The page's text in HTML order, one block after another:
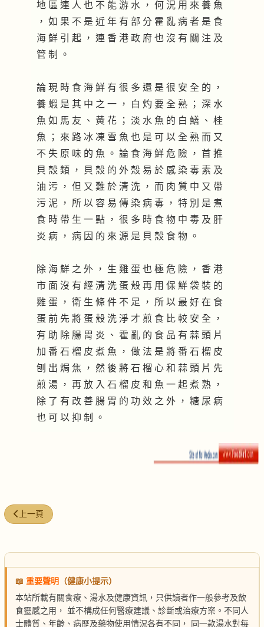
地 區 連 人 也 不 能 游 水 ， 何 況 用 來 養 魚
， 如 果 不 是 近 年 有 部 分 霍 亂 病 者 是 食
海 鮮 引 起 ， 連 香 港 政 府 也 沒 有 關 注 及
管 制 。
論 現 時 食 海 鮮 有 很 多 還 是 很 安 全 的 ，
養 蝦 是 其 中 之 一 ， 白 灼 要 全 熟 ； 深 水
魚 如 馬 友 、 黃 花 ； 淡 水 魚 的 白 鱔 、 桂
魚 ； 來 路 冰 凍 雪 魚 也 是 可 以 全 熟 而 又
不 失 原 味 的 魚 。 論 食 海 鮮 危 險 ， 首 推
貝 殼 類 ， 貝 殼 的 外 殼 易 於 感 染 毒 素 及
油 污 ， 但 又 難 於 清 洗 ， 而 肉 質 中 又 帶
污 泥 ， 所 以 容 易 傳 染 病 毒 ， 特 別 是 煮
食 時 帶 生 一 點 ， 很 多 時 食 物 中 毒 及 肝
炎 病 ， 病 因 的 來 源 是 貝 殼 食 物 。
除 海 鮮 之 外 ， 生 雞 蛋 也 極 危 險 ， 香 港
市 面 沒 有 經 清 洗 蛋 殼 再 用 保 鮮 袋 裝 的
雞 蛋 ， 衛 生 條 件 不 足 ， 所 以 最 好 在 食
蛋 前 先 將 蛋 殼 洗 淨 才 煎 食 比 較 安 全 ，
有 助 除 腸 胃 炎 、 霍 亂 的 食 品 有 蒜 頭 片
加 番 石 榴 皮 煮 魚 ， 做 法 是 將 番 石 榴 皮
刨 出 焗 焦 ， 然 後 將 石 榴 心 和 蒜 頭 片 先
煎 湯 ， 再 放 入 石 榴 皮 和 魚 一 起 煮 熟 ，
除 了 有 改 善 腸 胃 的 功 效 之 外 ， 糖 尿 病
也 可 以 抑 制 。
上一篇文章: 風濕胃積氣食療方
上一頁
📖 重要聲明
（健康小提示）
本站所載有關食療、湯水及健康資訊，只供讀者作一般參考及飲
食靈感之用， 並不構成任何醫療建議、診斷或治療方案。不同人
士體質、年齡、病歷及藥物使用情況各有不同， 同一款湯水對每